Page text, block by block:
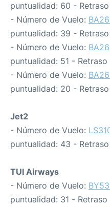
puntualidad: 60 -
- Número de Vuelo:
puntualidad: 39 -
- Número de Vuelo:
puntualidad: 51 -
- Número de Vuelo:
puntualidad: 20 -
Jet2
- Número de Vuelo:
puntualidad: 43 -
TUI Airways
- Número de Vuelo:
puntualidad: 31 -